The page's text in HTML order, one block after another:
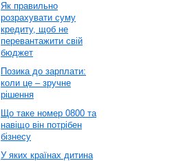
Як правильно
розрахувати суму
кредиту, щоб не
перевантажити свій
бюджет
Позика до зарплати:
коли це – зручне
рішення
Що таке номер 0800 та
навіщо він потрібен
бізнесу
У яких країнах дитина